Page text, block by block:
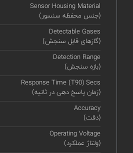
Sensor Housing Material
(جنس محفظه سنسور)
Detectable Gases
(گازهای قابل سنجش)
Detection Range
(بازه سنجش)
Response Time (T90) Secs
(زمان پاسخ دهی در ثانیه)
Accuracy
(دقت)
Operating Voltage
(ولتاژ عملکرد)